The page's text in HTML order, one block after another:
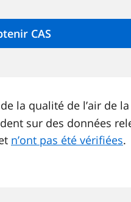
la qualité de l’air de la
sur des données
n’ont pas été vérifiées.